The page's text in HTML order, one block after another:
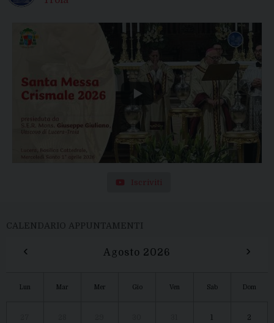
Iscriviti
CALENDARIO APPUNTAMENTI
‹ Agosto 2026 ›
Lun Mar Mer Gio Ven Sab Dom
2